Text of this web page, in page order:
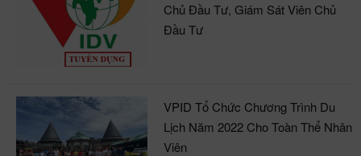
Chủ Đầu Tư, Giám Sát Viên Chủ
Đầu Tư
VPID Tổ Chức Chương Trình Du
Lịch Năm 2022 Cho Toàn Thể Nhân
Viên